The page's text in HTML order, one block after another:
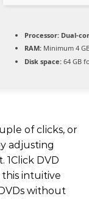
Processor: Dual-
RAM: Minimum 4
Disk space: 64 GB
of clicks, or
adjusting
DVD
this intuitive
without